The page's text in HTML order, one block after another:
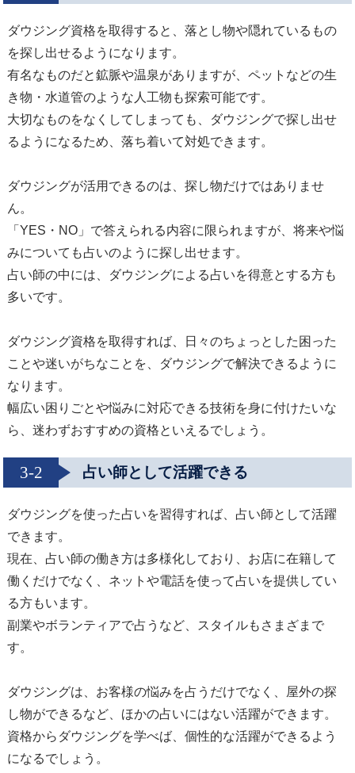
ダウジング資格を取得すると、落とし物や隠れているもの
を探し出せるようになります。
有名なものだと鉱脈や温泉がありますが、ペットなどの生
き物・水道管のような人工物も探索可能です。
大切なものをなくしてしまっても、ダウジングで探し出せ
るようになるため、落ち着いて対処できます。
ダウジングが活用できるのは、探し物だけではありませ
ん。
「YES・NO」で答えられる内容に限られますが、将来や悩
みについても占いのように探し出せます。
占い師の中には、ダウジングによる占いを得意とする方も
多いです。
ダウジング資格を取得すれば、日々のちょっとした困った
ことや迷いがちなことを、ダウジングで解決できるように
なります。
幅広い困りごとや悩みに対応できる技術を身に付けたいな
ら、迷わずおすすめの資格といえるでしょう。
3-2 占い師として活躍できる
ダウジングを使った占いを習得すれば、占い師として活躍
できます。
現在、占い師の働き方は多様化しており、お店に在籍して
働くだけでなく、ネットや電話を使って占いを提供してい
る方もいます。
副業やボランティアで占うなど、スタイルもさまざまで
す。
ダウジングは、お客様の悩みを占うだけでなく、屋外の探
し物ができるなど、ほかの占いにはない活躍ができます。
資格からダウジングを学べば、個性的な活躍ができるよう
になるでしょう。